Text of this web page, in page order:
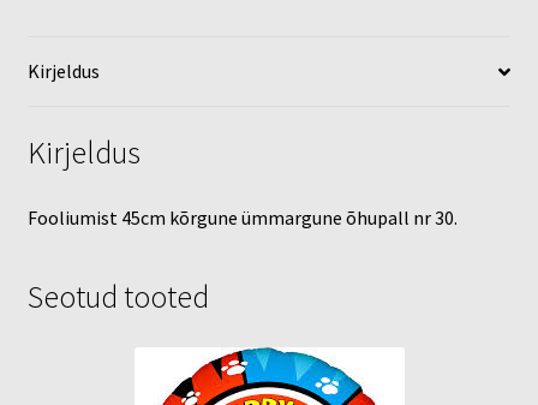
Kirjeldus
Kirjeldus
Fooliumist 45cm kõrgune ümmargune õhupall nr 30.
Seotud tooted